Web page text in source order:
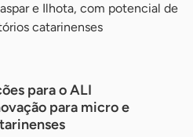
e Ilhota, com potencial de
catarinenses
para o ALI
para micro e